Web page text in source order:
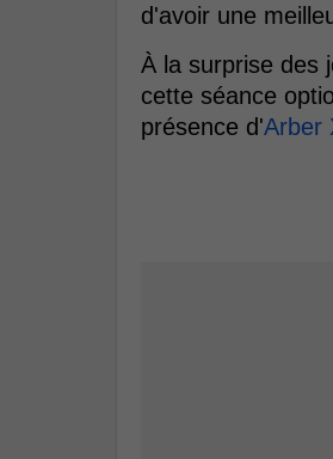
d'avoir une
À la surprise des
cette séance
présence d'Arber